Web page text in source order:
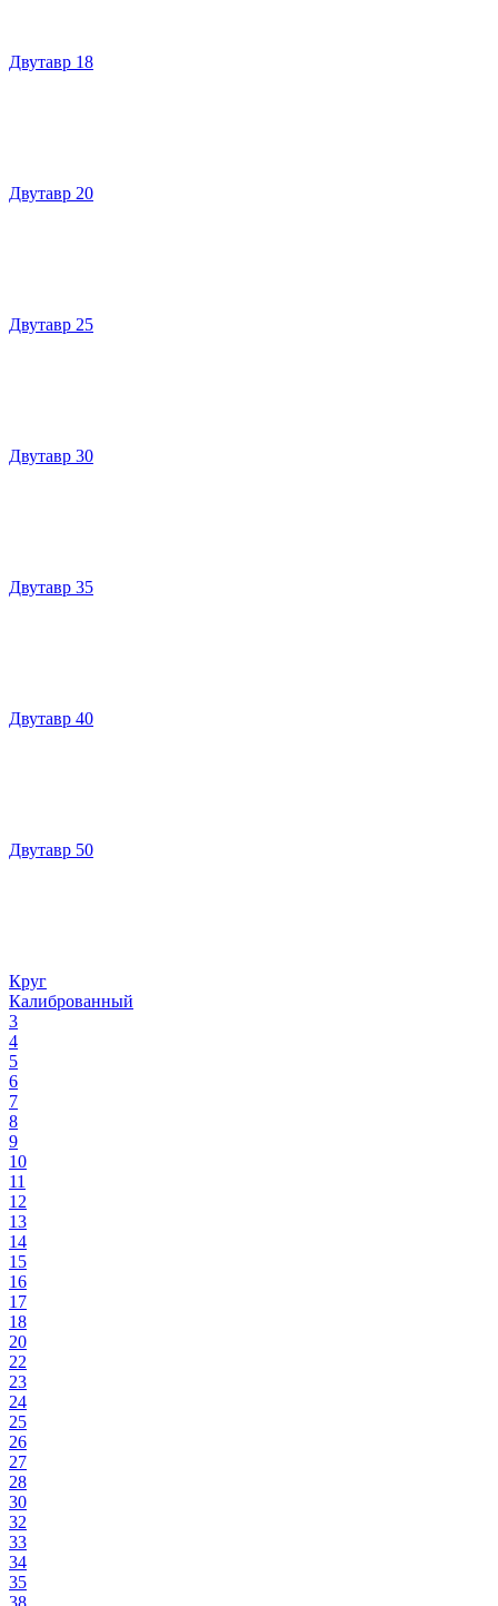
Двутавр 18
Двутавр 20
Двутавр 25
Двутавр 30
Двутавр 35
Двутавр 40
Двутавр 50
Круг
Калиброванный
3
4
5
6
7
8
9
10
11
12
13
14
15
16
17
18
20
22
23
24
25
26
27
28
30
32
33
34
35
38